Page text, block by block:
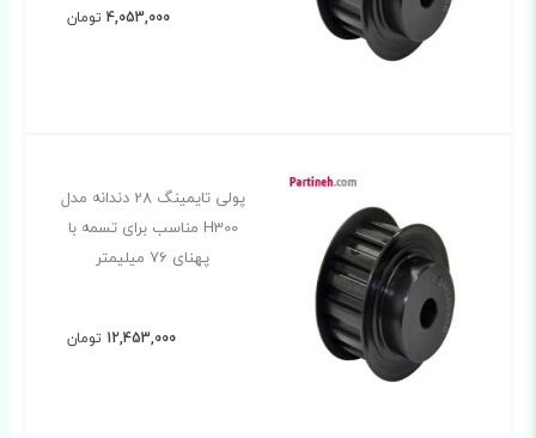
4,053,000 تومان
پولی تایمینگ 28 دندانه مدل
H300 مناسب برای تسمه با
پهنای 76 میلیمتر
12,453,000 تومان